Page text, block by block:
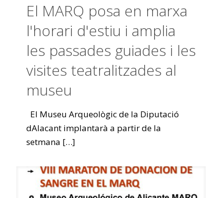
El MARQ posa en marxa
l'horari d'estiu i amplia
les passades guiades i les
visites teatralitzades al
museu
El Museu Arqueològic de la Diputació
dAlacant implantarà a partir de la
setmana […]